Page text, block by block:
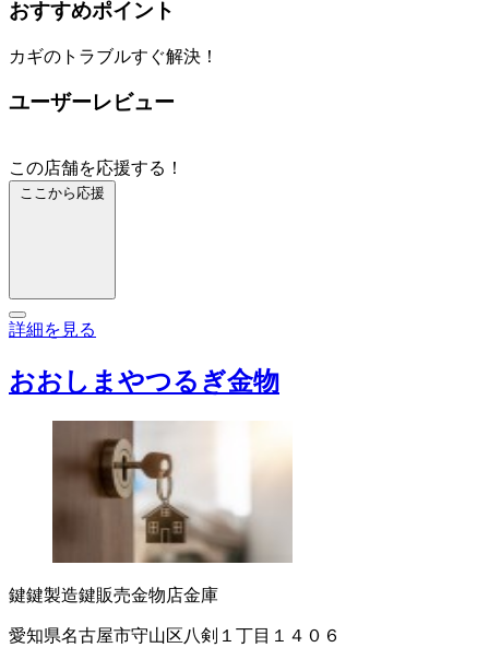
おすすめポイント
カギのトラブルすぐ解決！
ユーザーレビュー
この店舗を応援する！
ここから応援
詳細を見る
おおしまやつるぎ金物
鍵鍵製造鍵販売金物店金庫
愛知県名古屋市守山区八剣１丁目１４０６